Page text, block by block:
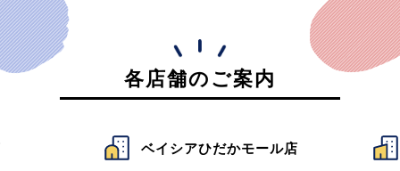
各店舗のご案内
ベイシアひだかモール店